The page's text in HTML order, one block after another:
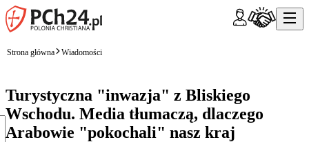
Strona główna Wiadomości
Turystyczna "inwazja" z Bliskiego
Wschodu. Media tłumaczą, dlaczego
Arabowie "pokochali" nasz kraj